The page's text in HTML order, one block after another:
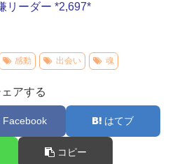
リーダー *2,697*
感動 出会い 魂
ェアする
Facebook はてブ
コピー